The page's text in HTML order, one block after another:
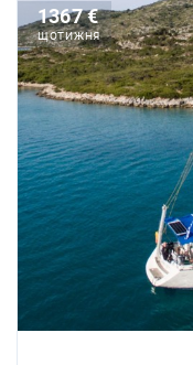
1367 €
ЩОТИЖНЯ